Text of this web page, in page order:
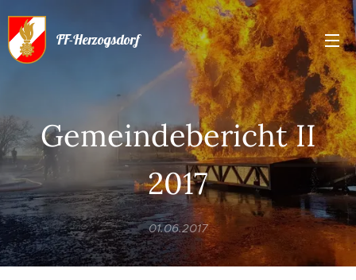
FF-Herzogsdorf
Gemeindebericht II
2017
01.06.2017